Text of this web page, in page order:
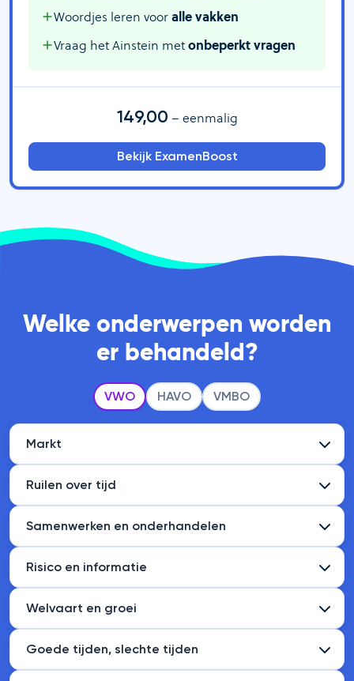
Woordjes leren vooralle vakken
Vraag het Ainstein metonbeperkt vragen
149,00 – eenmalig
Bekijk ExamenBoost
Welke onderwerpen worden
er behandeld?
VWO HAVO VMBO
Markt
Ruilen over tijd
Samenwerken en onderhandelen
Risico en informatie
Welvaart en groei
Goede tijden, slechte tijden